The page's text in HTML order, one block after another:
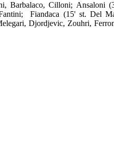
Barbalaco, Cilloni; Ansaloni
Fiandaca (15' st. Del
Djordjevic, Zouhri,